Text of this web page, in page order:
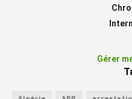
Gérer